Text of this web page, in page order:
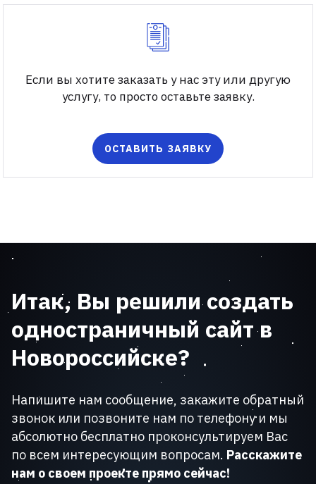
Если вы хотите заказать у нас эту или другую
услугу, то просто оставьте заявку.
ОСТАВИТЬ ЗАЯВКУ
Итак, Вы решили создать
одностраничный сайт в
Новороссийске?
Напишите нам сообщение, закажите обратный
звонок или позвоните нам по телефону и мы
абсолютно бесплатно проконсультируем Вас
по всем интересующим вопросам. Расскажите
нам о своем проекте прямо сейчас!